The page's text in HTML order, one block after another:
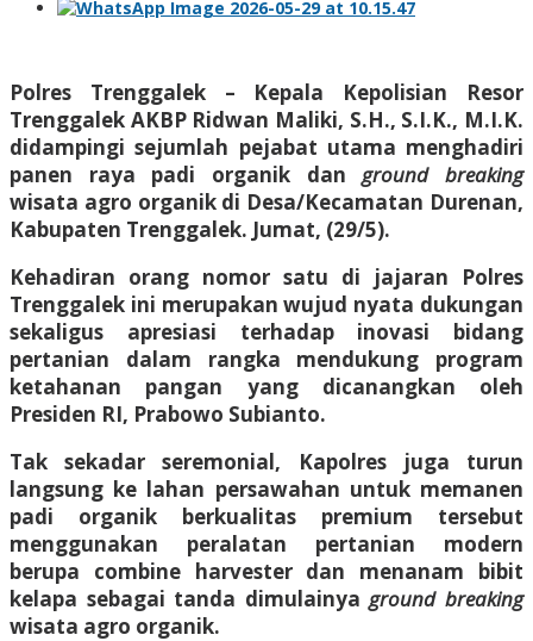
Polres Trenggalek – Kepala Kepolisian Resor
Trenggalek AKBP Ridwan Maliki, S.H., S.I.K., M.I.K.
didampingi sejumlah pejabat utama menghadiri
panen raya padi organik danground breaking
wisata agro organik di Desa/Kecamatan Durenan,
Kabupaten Trenggalek. Jumat, (29/5).
Kehadiran orang nomor satu di jajaran Polres
Trenggalek ini merupakan wujud nyata dukungan
sekaligus apresiasi terhadap inovasi bidang
pertanian dalam rangka mendukung program
ketahanan pangan yang dicanangkan oleh
Presiden RI, Prabowo Subianto.
Tak sekadar seremonial, Kapolres juga turun
langsung ke lahan persawahan untuk memanen
padi organik berkualitas premium tersebut
menggunakan peralatan pertanian modern
berupa combine harvester dan menanam bibit
kelapa sebagai tanda dimulainyaground breaking
wisata agro organik.